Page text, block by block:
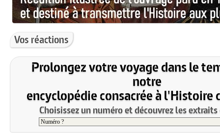
Vos réactions
Prolongez votre voyage dans le
notre
encyclopédie consacrée à l'Histoire
Choisissez un numéro et découvrez les